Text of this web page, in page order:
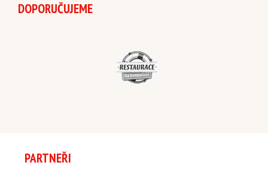
DOPORUČUJEME
PARTNEŘI